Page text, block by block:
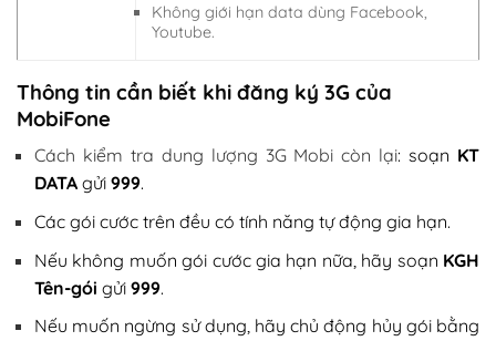
Không giới hạn data dùng Facebook,
Youtube.
Thông tin cần biết khi đăng ký 3G của
MobiFone
Cách kiểm tra dung lượng 3G Mobi còn lại: soạn KT
DATA gửi 999.
Các gói cước trên đều có tính năng tự động gia hạn.
Nếu không muốn gói cước gia hạn nữa, hãy soạn KGH
Tên-gói gửi 999.
Nếu muốn ngừng sử dụng, hãy chủ động hủy gói bằng